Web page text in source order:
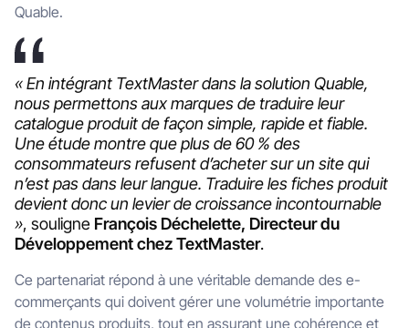
Quable.
« En intégrant TextMaster dans la solution Quable,
nous permettons aux marques de traduire leur
catalogue produit de façon simple, rapide et fiable.
Une étude montre que plus de 60 % des
consommateurs refusent d’acheter sur un site qui
n’est pas dans leur langue. Traduire les fiches produit
devient donc un levier de croissance incontournable
», souligne François Déchelette, Directeur du
Développement chez TextMaster.
Ce partenariat répond à une véritable demande des e-
commerçants qui doivent gérer une volumétrie importante
de contenus produits, tout en assurant une cohérence et